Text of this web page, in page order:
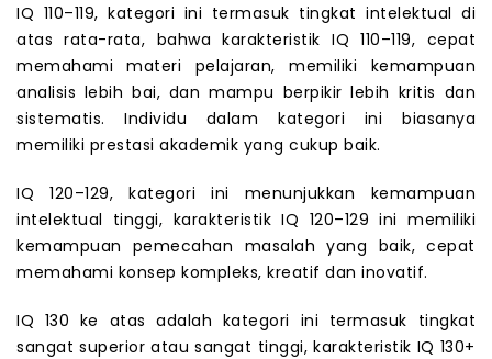
IQ 110–119, kategori ini termasuk tingkat intelektual di
atas rata-rata, bahwa karakteristik IQ 110–119, cepat
memahami materi pelajaran, memiliki kemampuan
analisis lebih bai, dan mampu berpikir lebih kritis dan
sistematis. Individu dalam kategori ini biasanya
memiliki prestasi akademik yang cukup baik.
IQ 120–129, kategori ini menunjukkan kemampuan
intelektual tinggi, karakteristik IQ 120–129 ini memiliki
kemampuan pemecahan masalah yang baik, cepat
memahami konsep kompleks, kreatif dan inovatif.
IQ 130 ke atas adalah kategori ini termasuk tingkat
sangat superior atau sangat tinggi, karakteristik IQ 130+